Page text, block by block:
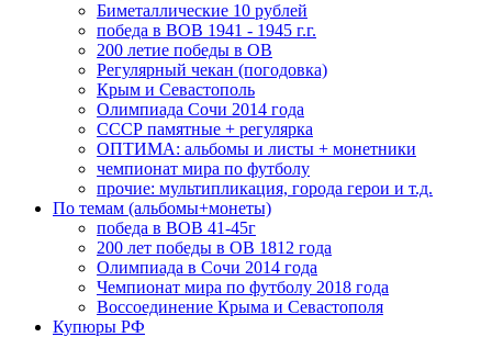
Биметаллические 10 рублей
победа в ВОВ 1941 - 1945 г.г.
200 летие победы в ОВ
Регулярный чекан (погодовка)
Крым и Севастополь
Олимпиада Сочи 2014 года
СССР памятные + регулярка
ОПТИМА: альбомы и листы + монетники
чемпионат мира по футболу
прочие: мультипликация, города герои и т.д.
По темам (альбомы+монеты)
победа в ВОВ 41-45г
200 лет победы в ОВ 1812 года
Олимпиада в Сочи 2014 года
Чемпионат мира по футболу 2018 года
Воссоединение Крыма и Севастополя
Купюры РФ